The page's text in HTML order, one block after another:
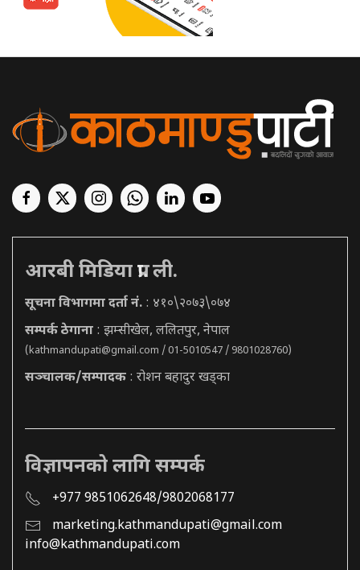
आरबी मिडिया प्रा. ली.
सूचना विभागमा दर्ता नं. : ४१०\२०७३\०७४
सम्पर्क ठेगाना : झम्सीखेल, ललितपुर, नेपाल
(kathmandupati@gmail.com / 01-5010547 / 9801028760)
सञ्चालक/सम्पादक : रोशन बहादुर खड्का
विज्ञापनको लागि सम्पर्क
+977 9851062648/9802068177
marketing.kathmandupati@gmail.com
info@kathmandupati.com